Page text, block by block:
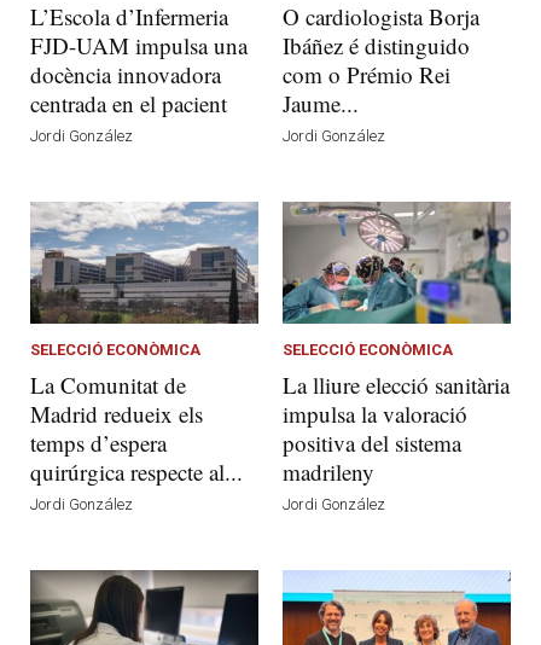
L’Escola d’Infermeria
FJD-UAM impulsa una
docència innovadora
centrada en el pacient
Jordi González
O cardiologista Borja
Ibáñez é distinguido
com o Prémio Rei
Jaume...
Jordi González
SELECCIÓ ECONÒMICA
La Comunitat de
Madrid redueix els
temps d’espera
quirúrgica respecte al...
Jordi González
SELECCIÓ ECONÒMICA
La lliure elecció sanitària
impulsa la valoració
positiva del sistema
madrileny
Jordi González